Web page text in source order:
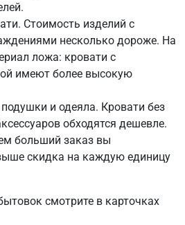
Стоимость изделий с
несколько дороже. На
ложа: кровати с
имеют более высокую
и одеяла. Кровати без
обходятся дешевле.
больший заказ вы
скидка на каждую единицу
смотрите в карточках